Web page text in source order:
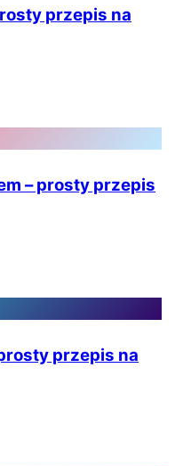
przepis na
– prosty przepis
przepis na